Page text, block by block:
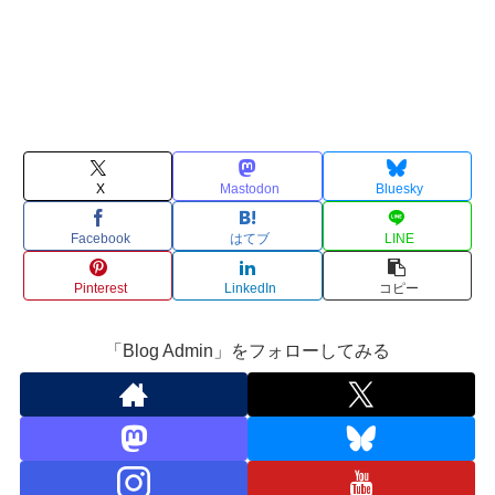
X Mastodon Bluesky
Facebook はてブ LINE
Pinterest LinkedIn コピー
「Blog Admin」をフォローしてみる